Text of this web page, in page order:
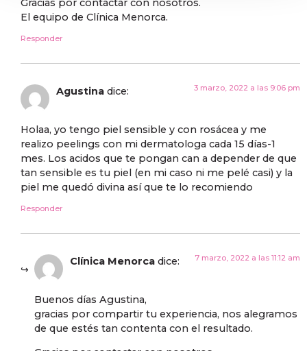
Gracias por contactar con nosotros.
El equipo de Clínica Menorca.
Responder
Agustina dice: 3 marzo, 2022 a las 9:06 pm
Holaa, yo tengo piel sensible y con rosácea y me
realizo peelings con mi dermatologa cada 15 días-1
mes. Los acidos que te pongan can a depender de que
tan sensible es tu piel (en mi caso ni me pelé casi) y la
piel me quedó divina así que te lo recomiendo
Responder
Clínica Menorca dice: 7 marzo, 2022 a las 11:12 am
Buenos días Agustina,
gracias por compartir tu experiencia, nos alegramos
de que estés tan contenta con el resultado.